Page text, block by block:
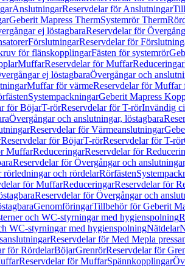
AnslutningarReservdelar för Anslutningar
Geberit Mapress ThermSystemrör Therm
ej löstagbaraReservdelar för
FörslutningarReservdelar för
för flänskopplingarFästen för systemrör
MuffarReservdelar för MuffarReduceringar
ej löstagbaraÖvergångar och
Muffar för värmeReservdelar för Muffar
SystempackningarGeberit Mapress
för BöjarT-rörReservdelar för T-rörInvändig
Övergångar och anslutningar, löstagbara
Reservdelar för Värmeanslutningar
Reservdelar för BöjarT-rörReservdelar för T-rör
MuffarReduceringarReservdelar för
Reservdelar för Övergångar och
rörledningar och rördelarRörfästen
för MuffarReduceringarReservdelar för
Reservdelar för Övergångar och
GenomföringarTillbehör för Geberit
och WC-styrningar med hygienspolning
WC-styrningar med hygienspolningNätdelar
Reservdelar för Med Mepla
för RördelarBöjarGrenrörReservdelar för
Reservdelar för MuffarSpännkopplingar